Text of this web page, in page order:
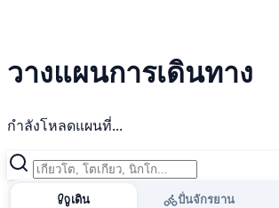
วางแผนการเดินทาง
กำลังโหลดแผนที่...
เดิน ปั่นจักรยาน